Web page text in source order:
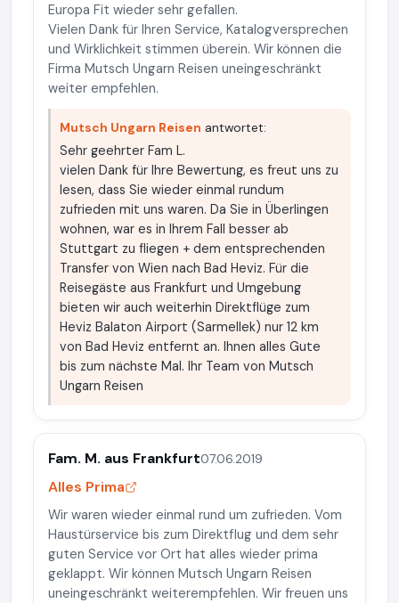
Europa Fit wieder sehr gefallen.
Vielen Dank für Ihren Service, Katalogversprechen
und Wirklichkeit stimmen überein. Wir können die
Firma Mutsch Ungarn Reisen uneingeschränkt
weiter empfehlen.
Mutsch Ungarn Reisen antwortet:
Sehr geehrter Fam L.
vielen Dank für Ihre Bewertung, es freut uns zu
lesen, dass Sie wieder einmal rundum
zufrieden mit uns waren. Da Sie in Überlingen
wohnen, war es in Ihrem Fall besser ab
Stuttgart zu fliegen + dem entsprechenden
Transfer von Wien nach Bad Heviz. Für die
Reisegäste aus Frankfurt und Umgebung
bieten wir auch weiterhin Direktflüge zum
Heviz Balaton Airport (Sarmellek) nur 12 km
von Bad Heviz entfernt an. Ihnen alles Gute
bis zum nächste Mal. Ihr Team von Mutsch
Ungarn Reisen
Fam. M. aus Frankfurt07.06.2019
Alles Prima
Wir waren wieder einmal rund um zufrieden. Vom
Haustürservice bis zum Direktflug und dem sehr
guten Service vor Ort hat alles wieder prima
geklappt. Wir können Mutsch Ungarn Reisen
uneingeschränkt weiterempfehlen. Wir freuen uns